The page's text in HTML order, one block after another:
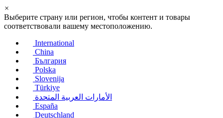
×
Выберите страну или регион, чтобы контент и товары
соответствовали вашему местоположению.
International
China
България
Polska
Slovenija
Türkiye
الأمارات العربية المتحدة
España
Deutschland